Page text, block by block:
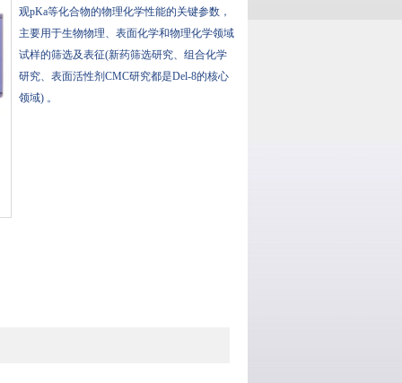
观pKa等化合物的物理化学性能的关键参数，
主要用于生物物理、表面化学和物理化学领域
试样的筛选及表征(新药筛选研究、组合化学
研究、表面活性剂CMC研究都是Del-8的核心
领域) 。